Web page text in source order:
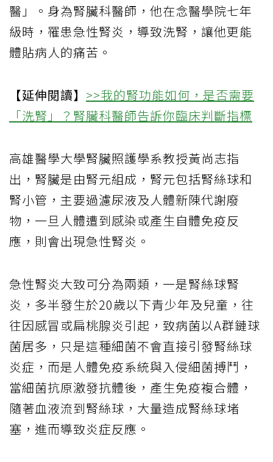
醫」。身為腎臟科醫師，他在念醫學院七年
級時，罹患急性腎炎，導致洗腎，讓他更能
體貼病人的痛苦。
【延伸閱讀】 >>我的腎功能如何，是否需要
「洗腎」？腎臟科醫師告訴你臨床判斷指標
高雄醫學大學腎臟照護學系教授黃尚志指
出，腎臟是由腎元組成，腎元包括腎絲球和
腎小管，主要過濾尿液及人體新陳代謝廢
物，一旦人體遭到感染或產生自體免疫反
應，則會出現急性腎炎。
急性腎炎大致可分為兩類，一是腎絲球腎
炎，多半發生於20歲以下青少年及兒童，往
往因感冒或扁桃腺炎引起，致病菌以A群鏈球
菌居多，只是這種細菌不會直接引發腎絲球
炎症，而是人體免疫系統與入侵細菌搏鬥，
當細菌抗原激發抗體後，產生免疫複合體，
隨著血液流到腎絲球，大量造成腎絲球堵
塞，進而導致炎症反應。